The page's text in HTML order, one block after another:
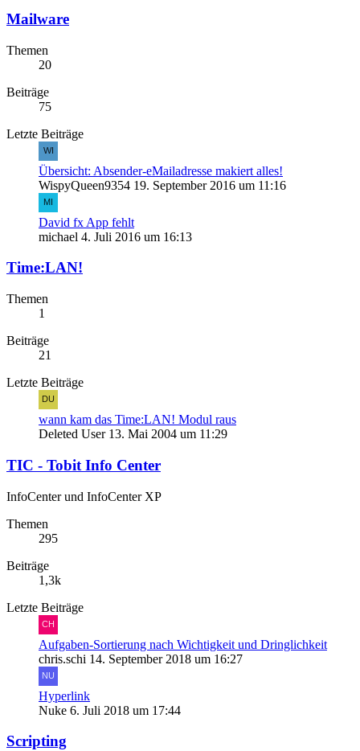
Mailware
Themen
20
Beiträge
75
Letzte Beiträge
Übersicht: Absender-eMailadresse makiert alles!
WispyQueen9354 19. September 2016 um 11:16
David fx App fehlt
michael 4. Juli 2016 um 16:13
Time:LAN!
Themen
1
Beiträge
21
Letzte Beiträge
wann kam das Time:LAN! Modul raus
Deleted User 13. Mai 2004 um 11:29
TIC - Tobit Info Center
InfoCenter und InfoCenter XP
Themen
295
Beiträge
1,3k
Letzte Beiträge
Aufgaben-Sortierung nach Wichtigkeit und Dringlichkeit
chris.schi 14. September 2018 um 16:27
Hyperlink
Nuke 6. Juli 2018 um 17:44
Scripting